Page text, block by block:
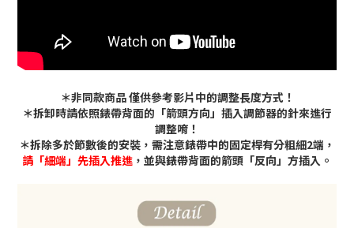
＊非同款商品 僅供參考影片中的調整長度方式！
＊拆卸時請依照錶帶背面的「箭頭方向」插入調節器的針來進行
調整唷！
＊拆除多於節數後的安裝，需注意錶帶中的固定桿有分粗細2端，
請「細端」先插入推進 ，並與錶帶背面的箭頭「反向」方插入。